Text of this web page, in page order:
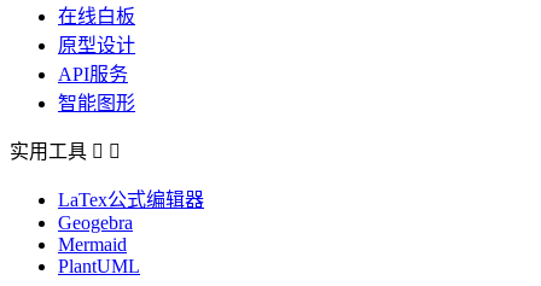
在线白板
原型设计
API服务
智能图形
实用工具  
LaTex公式编辑器
Geogebra
Mermaid
PlantUML